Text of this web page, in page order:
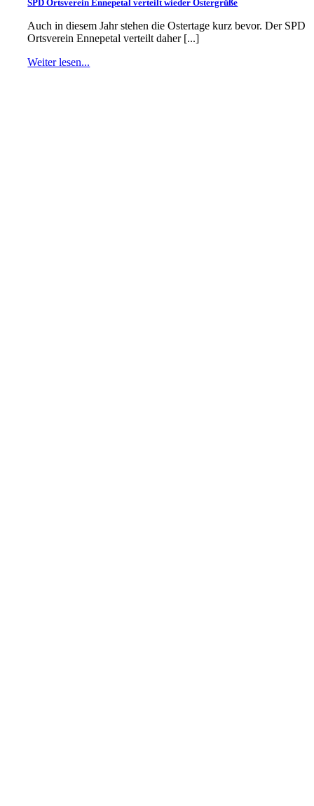
SPD Ortsverein Ennepetal verteilt wieder Ostergrüße
Auch in diesem Jahr stehen die Ostertage kurz bevor. Der SPD
Ortsverein Ennepetal verteilt daher [...]
Weiter lesen...